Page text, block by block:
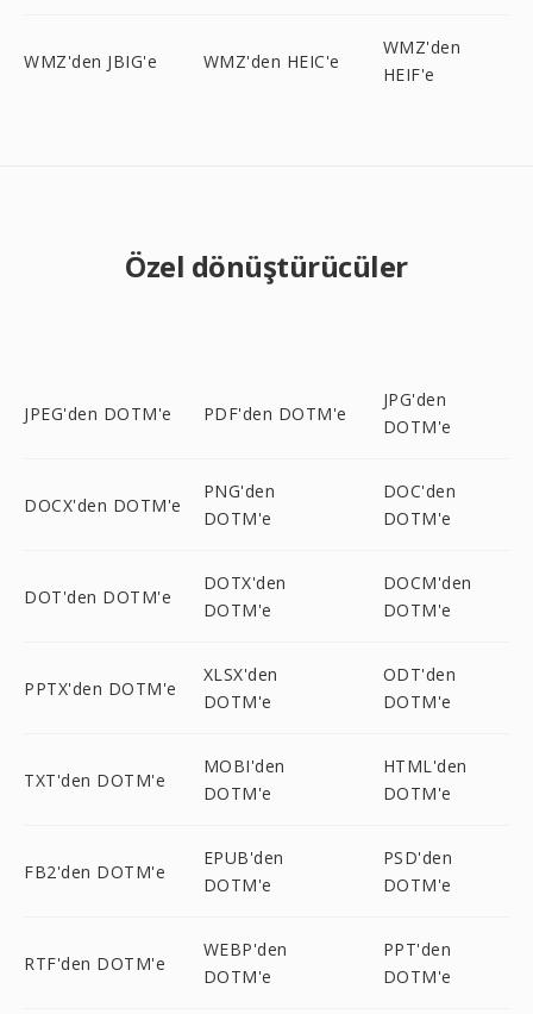
WMZ'den JBIG'e WMZ'den HEIC'e
WMZ'den
HEIF'e
Özel dönüştürücüler
JPEG'den DOTM'e PDF'den DOTM'e
JPG'den
DOTM'e
DOCX'den DOTM'e
PNG'den
DOTM'e
DOC'den
DOTM'e
DOT'den DOTM'e
DOTX'den
DOTM'e
DOCM'den
DOTM'e
PPTX'den DOTM'e
XLSX'den
DOTM'e
ODT'den
DOTM'e
TXT'den DOTM'e
MOBI'den
DOTM'e
HTML'den
DOTM'e
FB2'den DOTM'e
EPUB'den
DOTM'e
PSD'den
DOTM'e
RTF'den DOTM'e
WEBP'den
DOTM'e
PPT'den
DOTM'e